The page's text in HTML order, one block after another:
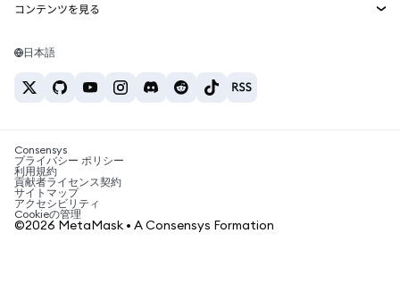
Web3サービス
サポート
キャリア
お問い合わせ
Tetherの価格
USDT→INR
BTC→INR
ETH→USDT
ETHの購入
USDTの購入
SHIBの購入
BNBの購入
コンテンツを見る
Solanaウォレット
税制関連ニュース
暗号資産の購入方法は？
ビットコインを売るには？
日本語
Consensys
プライバシー ポリシー
利用規約
貢献者ライセンス契約
サイトマップ
アクセシビリティ
Cookieの管理
©2026 MetaMask • A Consensys Formation